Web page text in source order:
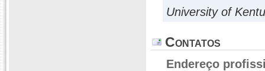
University of
Contatos
Endereço